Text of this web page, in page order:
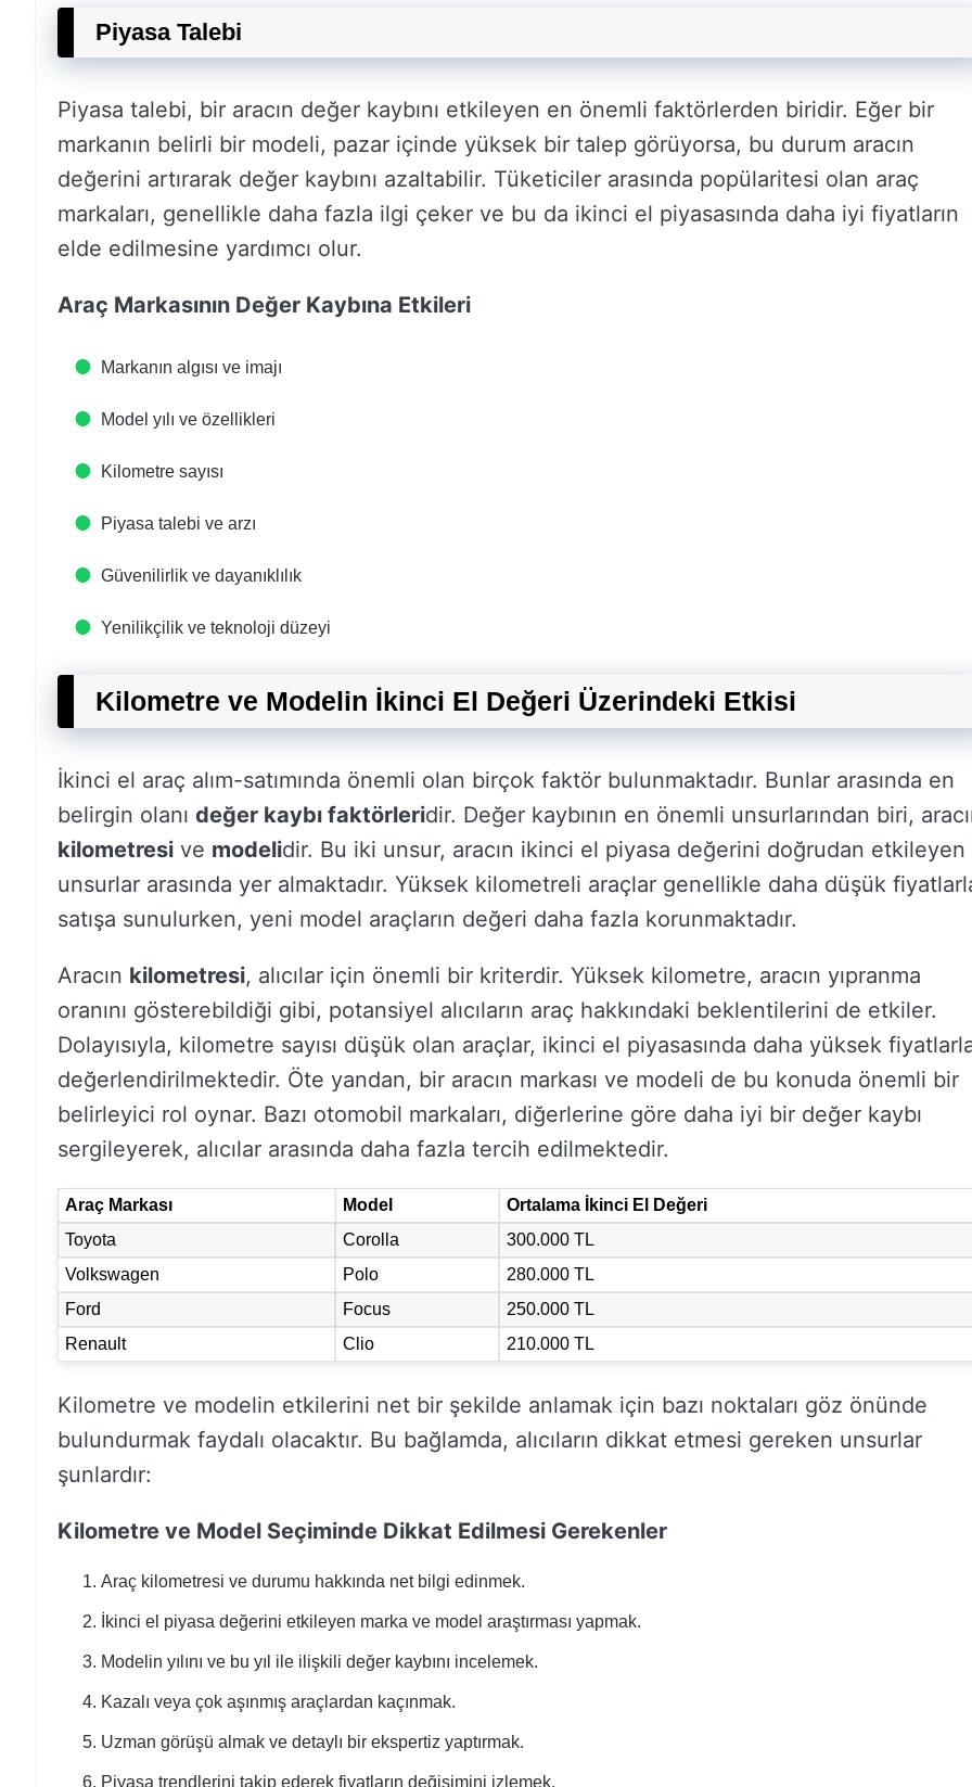
Piyasa Talebi
Piyasa talebi, bir aracın değer kaybını etkileyen en önemli faktörlerden biridir. Eğer bir
markanın belirli bir modeli, pazar içinde yüksek bir talep görüyorsa, bu durum aracın
değerini artırarak değer kaybını azaltabilir. Tüketiciler arasında popülaritesi olan araç
markaları, genellikle daha fazla ilgi çeker ve bu da ikinci el piyasasında daha iyi fiyatların
elde edilmesine yardımcı olur.
Araç Markasının Değer Kaybına Etkileri
Markanın algısı ve imajı
Model yılı ve özellikleri
Kilometre sayısı
Piyasa talebi ve arzı
Güvenilirlik ve dayanıklılık
Yenilikçilik ve teknoloji düzeyi
Kilometre ve Modelin İkinci El Değeri Üzerindeki Etkisi
İkinci el araç alım-satımında önemli olan birçok faktör bulunmaktadır. Bunlar arasında en
belirgin olanı değer kaybı faktörleridir. Değer kaybının en önemli unsurlarından biri,
kilometresi ve modelidir. Bu iki unsur, aracın ikinci el piyasa değerini doğrudan etkileyen
unsurlar arasında yer almaktadır. Yüksek kilometreli araçlar genellikle daha düşük
satışa sunulurken, yeni model araçların değeri daha fazla korunmaktadır.
Aracın kilometresi, alıcılar için önemli bir kriterdir. Yüksek kilometre, aracın yıpranma
oranını gösterebildiği gibi, potansiyel alıcıların araç hakkındaki beklentilerini de etkiler.
Dolayısıyla, kilometre sayısı düşük olan araçlar, ikinci el piyasasında daha yüksek
değerlendirilmektedir. Öte yandan, bir aracın markası ve modeli de bu konuda önemli bir
belirleyici rol oynar. Bazı otomobil markaları, diğerlerine göre daha iyi bir değer kaybı
sergileyerek, alıcılar arasında daha fazla tercih edilmektedir.
Araç Markası Model
Ortalama İkinci El Değeri
Toyota
Corolla
300.000 TL
Volkswagen
Polo
280.000 TL
Ford
Focus
250.000 TL
Renault
Clio 210.000 TL
Kilometre ve modelin etkilerini net bir şekilde anlamak için bazı noktaları göz önünde
bulundurmak faydalı olacaktır. Bu bağlamda, alıcıların dikkat etmesi gereken unsurlar
şunlardır:
Kilometre ve Model Seçiminde Dikkat Edilmesi Gerekenler
Araç kilometresi ve durumu hakkında net bilgi edinmek.
İkinci el piyasa değerini etkileyen marka ve model araştırması yapmak.
Modelin yılını ve bu yıl ile ilişkili değer kaybını incelemek.
Kazalı veya çok aşınmış araçlardan kaçınmak.
Uzman görüşü almak ve detaylı bir ekspertiz yaptırmak.
Piyasa trendlerini takip ederek fiyatların değişimini izlemek.